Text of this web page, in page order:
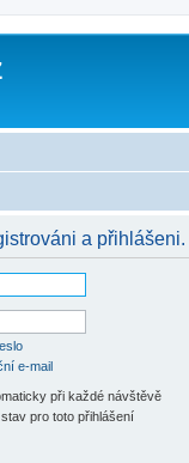
a přihlášeni.
e-mail
při každé návštěvě
pro toto přihlášení